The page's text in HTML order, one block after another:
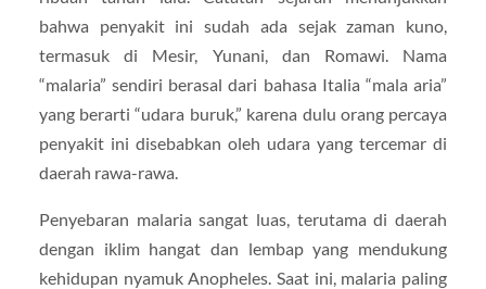
bahwa penyakit ini sudah ada sejak zaman kuno,
termasuk di Mesir, Yunani, dan Romawi. Nama
“malaria” sendiri berasal dari bahasa Italia “mala aria”
yang berarti “udara buruk,” karena dulu orang percaya
penyakit ini disebabkan oleh udara yang tercemar di
daerah rawa-rawa.
Penyebaran malaria sangat luas, terutama di daerah
dengan iklim hangat dan lembap yang mendukung
kehidupan nyamuk Anopheles. Saat ini, malaria paling